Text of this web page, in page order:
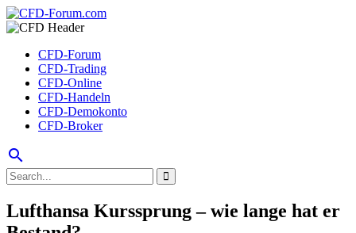
CFD-Forum
CFD-Trading
CFD-Online
CFD-Handeln
CFD-Demokonto
CFD-Broker
search
Lufthansa Kurssprung – wie lange hat er